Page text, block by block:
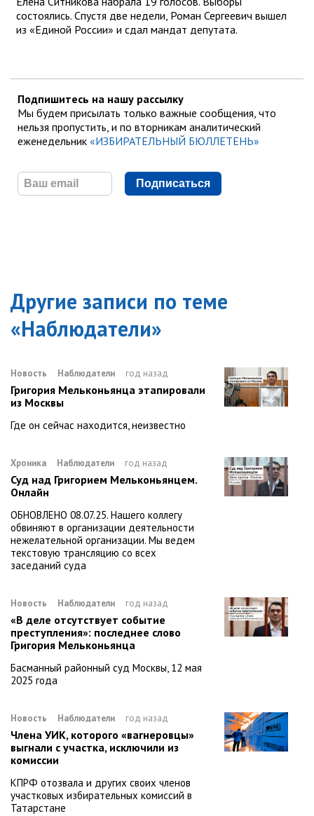
состоялись. Спустя две недели, Роман Сергеевич вышел
из «Единой России» и сдал мандат депутата.
Подпишитесь на нашу рассылку
Мы будем присылать только важные сообщения, что
нельзя пропустить, и по вторникам аналитический
еженедельник «ИЗБИРАТЕЛЬНЫЙ БЮЛЛЕТЕНЬ»
Подписаться
Другие записи по теме
«Наблюдатели»
Новость Наблюдатели год назад
Григория Мельконьянца этапировали
из Москвы
Где он сейчас находится, неизвестно
Хроника Наблюдатели год назад
Суд над Григорием Мельконьянцем.
Онлайн
ОБНОВЛЕНО 08.07.25. Нашего коллегу
обвиняют в организации деятельности
нежелательной организации. Мы ведем
текстовую трансляцию со всех
заседаний суда
Новость Наблюдатели год назад
«В деле отсутствует событие
преступления»: последнее слово
Григория Мельконьянца
Басманный районный суд Москвы, 12 мая
2025 года
Новость Наблюдатели год назад
Члена УИК, которого «вагнеровцы»
выгнали с участка, исключили из
комиссии
КПРФ отозвала и других своих членов
участковых избирательных комиссий в
Татарстане